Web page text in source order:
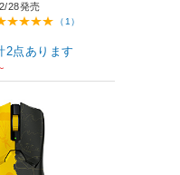
28発売
（1）
2点あります